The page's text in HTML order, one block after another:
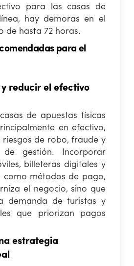
para las casas de
hay demoras en el
de hasta 72 horas.
para el
reducir el efectivo
de apuestas físicas
en efectivo,
riesgos de robo, fraude y
gestión. Incorporar
billeteras digitales y
como métodos de pago,
el negocio, sino que
demanda de turistas y
que priorizan pagos
estrategia